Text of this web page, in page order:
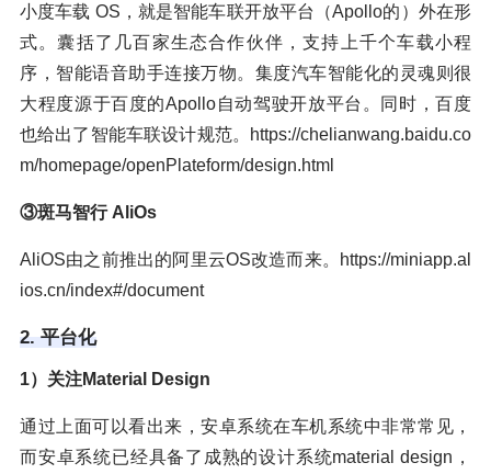
小度车载 OS，就是智能车联开放平台（Apollo的）外在形
式。囊括了几百家生态合作伙伴，支持上千个车载小程
序，智能语音助手连接万物。集度汽车智能化的灵魂则很
大程度源于百度的Apollo自动驾驶开放平台。同时，百度
也给出了智能车联设计规范。https://chelianwang.baidu.co
m/homepage/openPlateform/design.html
③斑马智行 AliOs
AliOS由之前推出的阿里云OS改造而来。https://miniapp.al
ios.cn/index#/document
2. 平台化
1）关注Material Design
通过上面可以看出来，安卓系统在车机系统中非常常见，
而安卓系统已经具备了成熟的设计系统material design，